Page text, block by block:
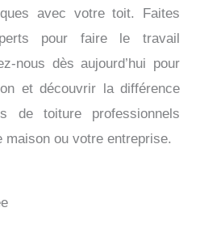
avec votre toit. Faites
pour faire le travail
nous dès aujourd’hui pour
et découvrir la différence
de toiture professionnels
maison ou votre entreprise.